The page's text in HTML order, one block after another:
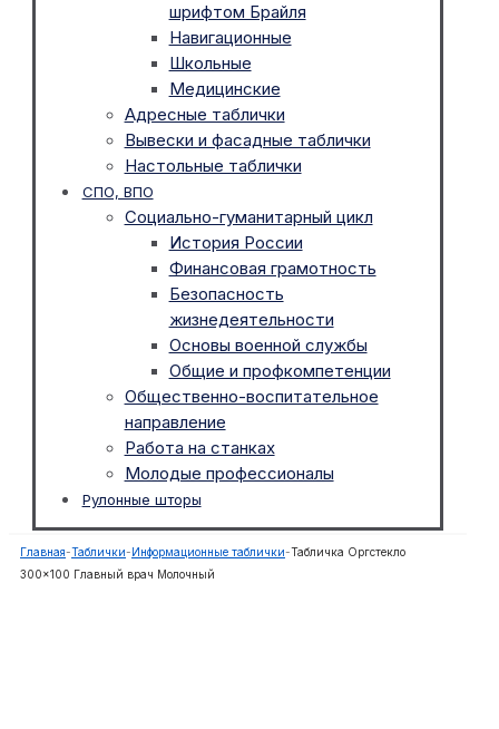
шрифтом Брайля
Навигационные
Школьные
Медицинские
Адресные таблички
Вывески и фасадные таблички
Настольные таблички
СПО, ВПО
Социально-гуманитарный цикл
История России
Финансовая грамотность
Безопасность
жизнедеятельности
Основы военной службы
Общие и профкомпетенции
Общественно-воспитательное
направление
Работа на станках
Молодые профессионалы
Рулонные шторы
Главная-Таблички- Информационные таблички-Табличка Оргстекло
300×100 Главный врач Молочный